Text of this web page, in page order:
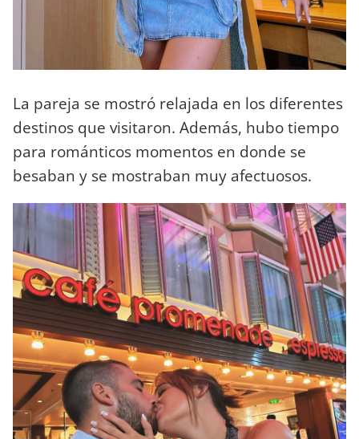
La pareja se mostró relajada en los diferentes
destinos que visitaron. Además, hubo tiempo
para románticos momentos en donde se
besaban y se mostraban muy afectuosos.